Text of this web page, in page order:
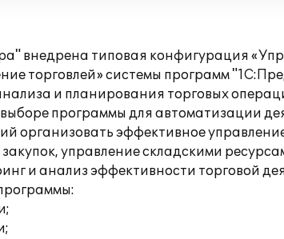
внедрена типовая конфигурация
торговлей» системы программ
и планирования торговых
программы для автоматизации
организовать эффективное
управление складскими
и анализ эффективности торговой